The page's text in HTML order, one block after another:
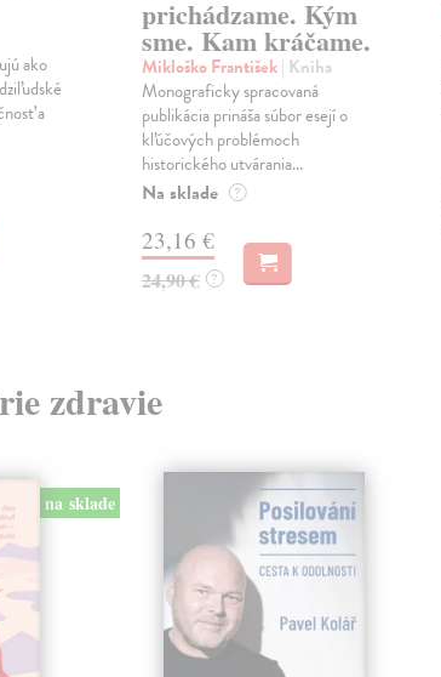
ako
a
prichádzame. Kým
sme. Kam kráčame.
Mikloško František| Kniha
Monograficky spracovaná
publikácia prináša súbor esejí o
kľúčových problémoch
historického utvárania...
Na sklade ?
23,16 €
24,90 € ?
zdravie
na sklade